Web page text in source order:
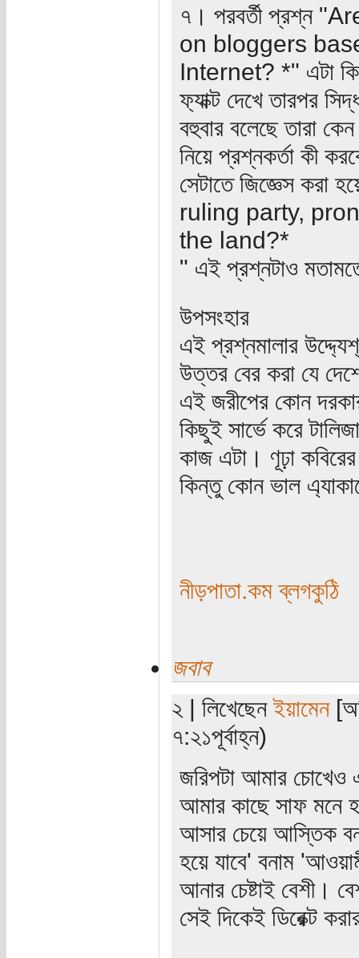
৭। পরবর্তী প্রশ্ন
on bloggers
Internet? *" এটা কি
ফ‍্যাক্ট দেখে তারপর
বহুবার বলেছে তারা
নিয়ে প্রশ্নকর্তা কী
সেটাতে জিজ্ঞেস
ruling party,
the land?*
" এই প্রশ্নটাও
উপসংহার
এই প্রশ্নমালার
উত্তর বের করা যে
এই জরীপের কোন
কিছুই সার্ভে করে
কাজ এটা। ণূঢ়া কবিরের
কিন্তু কোন ভাল
নীড়পাতা.কম ব্লগকুঠি
জবাব
২ | লিখেছেনইয়ামেন
৭:২১পূর্বাহ্ন)
জরিপটা আমার চোখেও
আমার কাছে সাফ মনে
আসার চেয়ে আস্তিক
হয়ে যাবে' বনাম
আনার চেষ্টাই বেশী।
সেই দিকেই ডিরেক্ট